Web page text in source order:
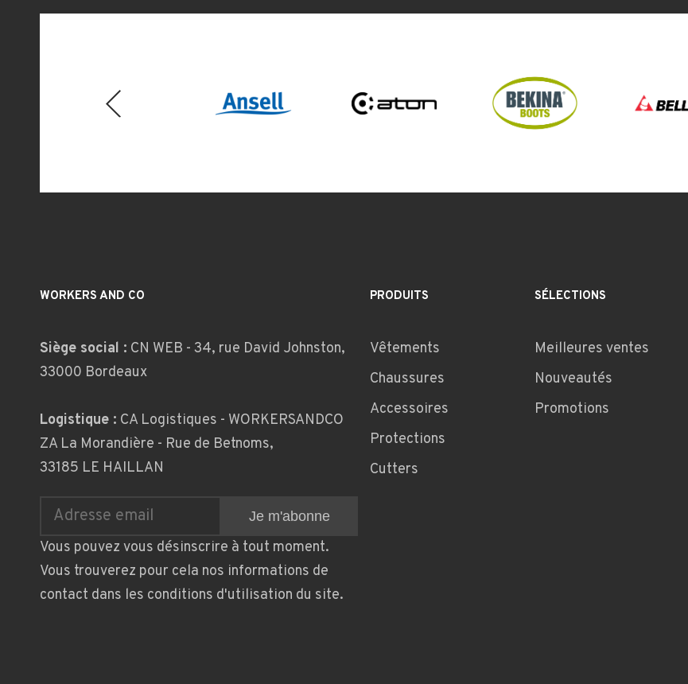
WORKERS AND CO
Siège social : CN WEB - 34, rue David Johnston,
33000 Bordeaux
Logistique : CA Logistiques - WORKERSANDCO
ZA La Morandière - Rue de Betnoms,
33185 LE HAILLAN
Vous pouvez vous désinscrire à tout moment.
Vous trouverez pour cela nos informations de
contact dans les conditions d'utilisation du site.
PRODUITS
Vêtements
Chaussures
Accessoires
Protections
Cutters
SÉLECTIONS
Meilleures ventes
Nouveautés
Promotions